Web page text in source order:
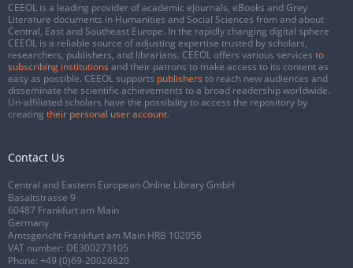
CEEOL is a leading provider of academic eJournals, eBooks and Grey
Literature documents in Humanities and Social Sciences from and about
Central, East and Southeast Europe. In the rapidly changing digital sphere
CEEOL is a reliable source of adjusting expertise trusted by scholars,
researchers, publishers, and librarians. CEEOL offers various services to
subscribing institutions and their patrons to make access to its content as
easy as possible. CEEOL supports publishers to reach new audiences and
disseminate the scientific achievements to a broad readership worldwide.
Un-affiliated scholars have the possibility to access the repository by
creating their personal user account.
Contact Us
Central and Eastern European Online Library GmbH
Basaltstrasse 9
60487 Frankfurt am Main
Germany
Amtsgericht Frankfurt am Main HRB 102056
VAT number: DE300273105
Phone: +49 (0)69-20026820